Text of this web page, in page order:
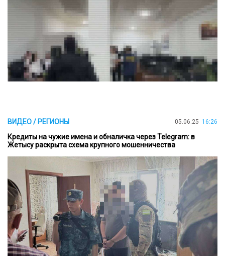
ВИДЕО / РЕГИОНЫ 05.06.25 16:26
Кредиты на чужие имена и обналичка через Telegram: в
Жетысу раскрыта схема крупного мошенничества